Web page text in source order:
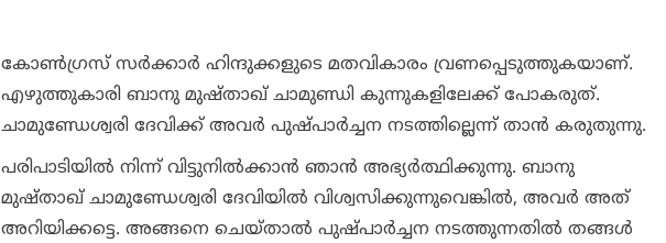
കോണ്‍ഗ്രസ് സര്‍ക്കാര്‍ ഹിന്ദുക്കളുടെ മതവികാരം വ്രണപ്പെടുത്തുകയാണ്.
എഴുത്തുകാരി ബാനു മുഷ്താഖ് ചാമുണ്ഡി കുന്നുകളിലേക്ക് പോകരുത്.
ചാമുണ്ഡേശ്വരി ദേവിക്ക് അവര്‍ പുഷ്പാര്‍ച്ചന നടത്തില്ലെന്ന് താന്‍ കരുതുന്നു.
പരിപാടിയില്‍ നിന്ന് വിട്ടുനില്‍ക്കാന്‍ ഞാന്‍ അഭ്യര്‍ത്ഥിക്കുന്നു. ബാനു
മുഷ്താഖ് ചാമുണ്ഡേശ്വരി ദേവിയില്‍ വിശ്വസിക്കുന്നുവെങ്കില്‍, അവര്‍ അത്
അറിയിക്കട്ടെ. അങ്ങനെ ചെയ്താല്‍ പുഷ്പാര്‍ച്ചന നടത്തുന്നതില്‍ തങ്ങള്‍